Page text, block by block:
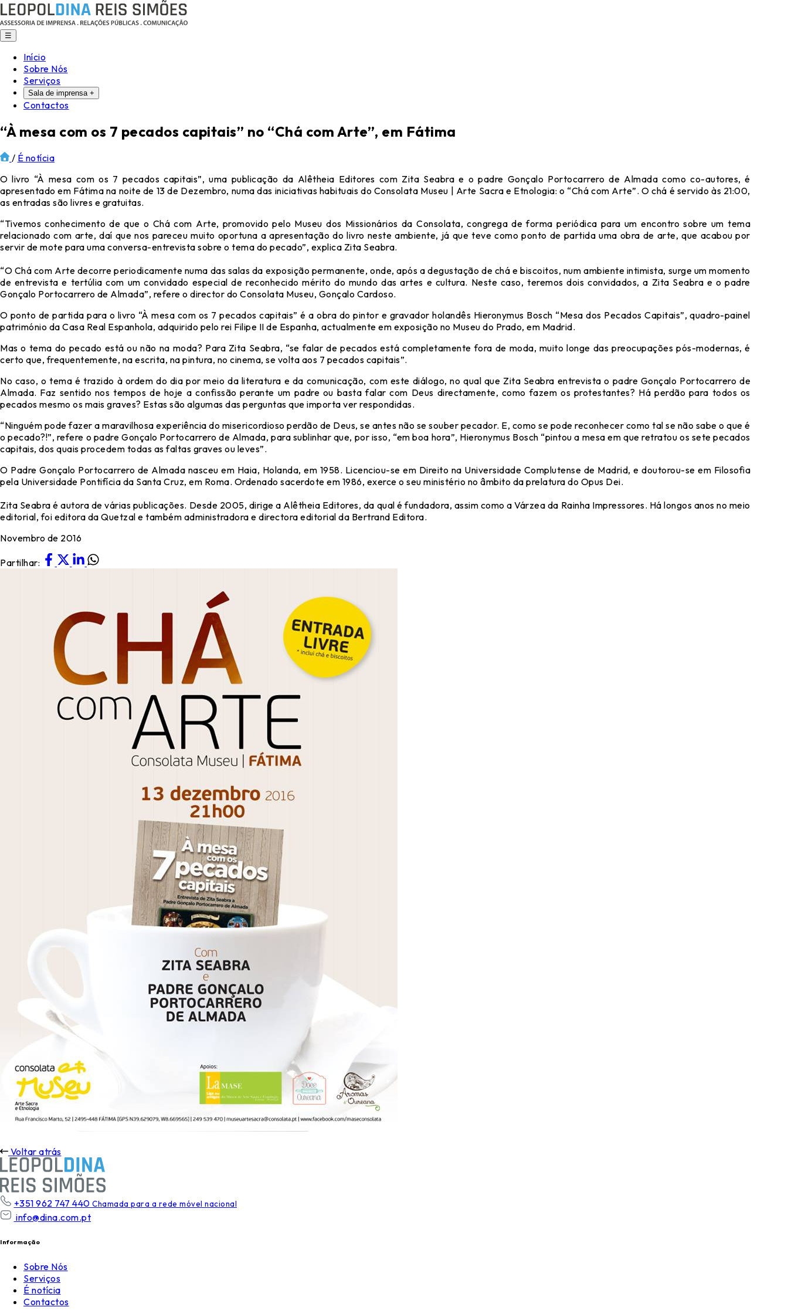
☰
Início
Sobre Nós
Serviços
Sala de imprensa +
Contactos
“À mesa com os 7 pecados capitais” no “Chá com Arte”, em Fátima
/ É notícia
O livro “À mesa com os 7 pecados capitais”, uma publicação da Alêtheia Editores com Zita Seabra e o padre Gonçalo Portocarrero de Almada como co-autores, é
apresentado em Fátima na noite de 13 de Dezembro, numa das iniciativas habituais do Consolata Museu | Arte Sacra e Etnologia: o “Chá com Arte”. O chá é servido às 21:00,
as entradas são livres e gratuitas.
“Tivemos conhecimento de que o Chá com Arte, promovido pelo Museu dos Missionários da Consolata, congrega de forma periódica para um encontro sobre um tema
relacionado com arte, daí que nos pareceu muito oportuna a apresentação do livro neste ambiente, já que teve como ponto de partida uma obra de arte, que acabou por
servir de mote para uma conversa-entrevista sobre o tema do pecado”, explica Zita Seabra.
“O Chá com Arte decorre periodicamente numa das salas da exposição permanente, onde, após a degustação de chá e biscoitos, num ambiente intimista, surge um momento
de entrevista e tertúlia com um convidado especial de reconhecido mérito do mundo das artes e cultura. Neste caso, teremos dois convidados, a Zita Seabra e o padre
Gonçalo Portocarrero de Almada”, refere o director do Consolata Museu, Gonçalo Cardoso.
O ponto de partida para o livro “À mesa com os 7 pecados capitais” é a obra do pintor e gravador holandês Hieronymus Bosch “Mesa dos Pecados Capitais”, quadro-painel
património da Casa Real Espanhola, adquirido pelo rei Filipe II de Espanha, actualmente em exposição no Museu do Prado, em Madrid.
Mas o tema do pecado está ou não na moda? Para Zita Seabra, “se falar de pecados está completamente fora de moda, muito longe das preocupações pós-modernas, é
certo que, frequentemente, na escrita, na pintura, no cinema, se volta aos 7 pecados capitais”.
No caso, o tema é trazido à ordem do dia por meio da literatura e da comunicação, com este diálogo, no qual que Zita Seabra entrevista o padre Gonçalo Portocarrero de
Almada. Faz sentido nos tempos de hoje a confissão perante um padre ou basta falar com Deus directamente, como fazem os protestantes? Há perdão para todos os
pecados mesmo os mais graves? Estas são algumas das perguntas que importa ver respondidas.
“Ninguém pode fazer a maravilhosa experiência do misericordioso perdão de Deus, se antes não se souber pecador. E, como se pode reconhecer como tal se não sabe o que é
o pecado?!”, refere o padre Gonçalo Portocarrero de Almada, para sublinhar que, por isso, “em boa hora”, Hieronymus Bosch “pintou a mesa em que retratou os sete pecados
capitais, dos quais procedem todas as faltas graves ou leves”.
O Padre Gonçalo Portocarrero de Almada nasceu em Haia, Holanda, em 1958. Licenciou-se em Direito na Universidade Complutense de Madrid, e doutorou-se em Filosofia
pela Universidade Pontifícia da Santa Cruz, em Roma. Ordenado sacerdote em 1986, exerce o seu ministério no âmbito da prelatura do Opus Dei.
Zita Seabra é autora de várias publicações. Desde 2005, dirige a Alêtheia Editores, da qual é fundadora, assim como a Várzea da Rainha Impressores. Há longos anos no meio
editorial, foi editora da Quetzal e também administradora e directora editorial da Bertrand Editora.
Novembro de 2016
Partilhar:
Voltar atrás
+351 962 747 440 Chamada para a rede móvel nacional
info@dina.com.pt
Informação
Sobre Nós
Serviços
É notícia
Contactos